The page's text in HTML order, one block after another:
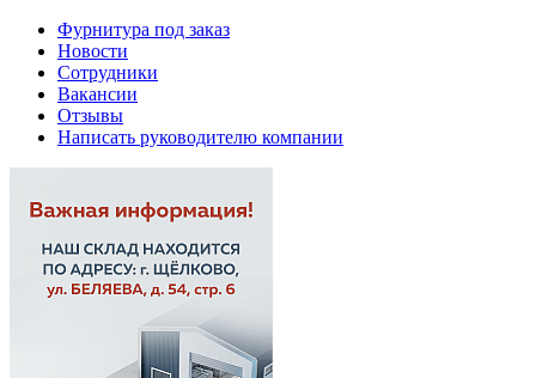
Фурнитура под заказ
Новости
Сотрудники
Вакансии
Отзывы
Написать руководителю компании